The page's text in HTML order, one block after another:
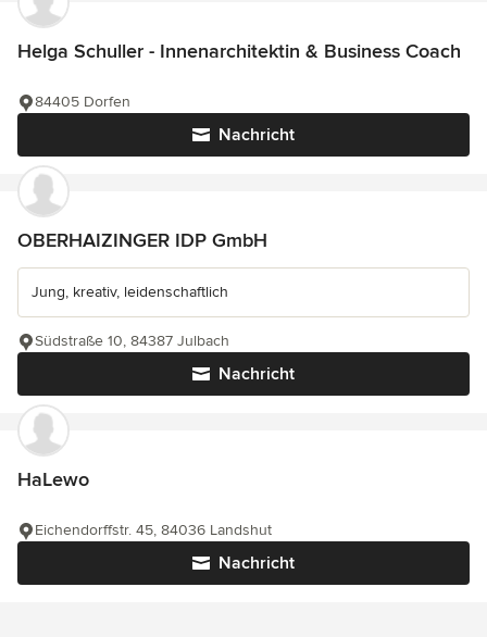
Helga Schuller - Innenarchitektin & Business Coach
Nachricht
84405 Dorfen
OBERHAIZINGER IDP GmbH
Jung, kreativ, leidenschaftlich
Nachricht
Südstraße 10, 84387 Julbach
HaLewo
Nachricht
Eichendorffstr. 45, 84036 Landshut